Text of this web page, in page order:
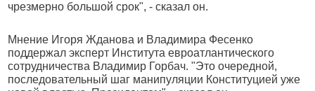
чрезмерно большой срок", - сказал он.
Мнение Игоря Жданова и Владимира Фесенко
поддержал эксперт Института евроатлантического
сотрудничества Владимир Горбач. "Это очередной,
последовательный шаг манипуляции Конституцией уже